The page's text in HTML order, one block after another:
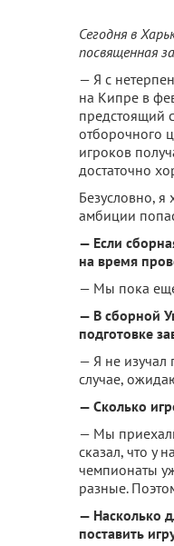
Сегодня в
посвященная
— Я с
на Кипре в
предстоящий
отборочного
игроков
достаточно
Безусловно, я
амбиции
— Если
на время
— Мы пока еще
— В сборной
подготовке
— Я не изучал
случае,
— Сколько
— Мы
сказал, что у
чемпионаты
разные.
— Насколько
поставить